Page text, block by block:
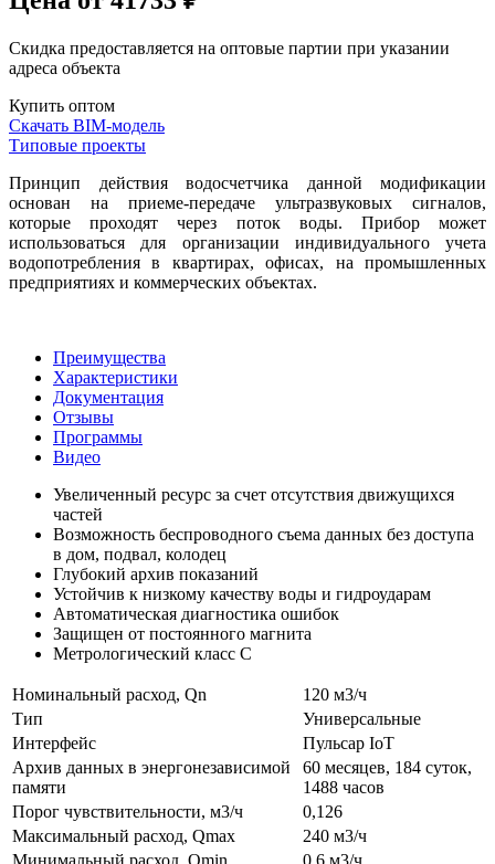
Скидка предоставляется на оптовые партии при указании
адреса объекта
Купить оптом
Скачать BIM-модель
Типовые проекты
Принцип действия водосчетчика данной модификации
основан на приеме-передаче ультразвуковых сигналов,
которые проходят через поток воды. Прибор может
использоваться для организации индивидуального учета
водопотребления в квартирах, офисах, на промышленных
предприятиях и коммерческих объектах.
Преимущества
Характеристики
Документация
Отзывы
Программы
Видео
Увеличенный ресурс за счет отсутствия движущихся
частей
Возможность беспроводного съема данных без доступа
в дом, подвал, колодец
Глубокий архив показаний
Устойчив к низкому качеству воды и гидроударам
Автоматическая диагностика ошибок
Защищен от постоянного магнита
Метрологический класс С
Номинальный расход, Qn
120 м3/ч
Тип
Универсальные
Интерфейс
Пульсар IoT
Архив данных в энергонезависимой
памяти
60 месяцев, 184 суток,
1488 часов
Порог чувствительности, м3/ч
0,126
Максимальный расход, Qmax
240 м3/ч
Минимальный расход, Qmin
0,6 м3/ч